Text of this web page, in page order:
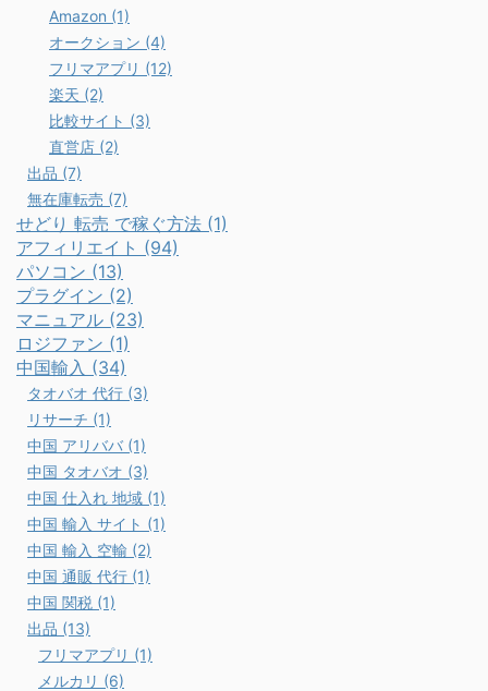
Amazon (1)
オークション (4)
フリマアプリ (12)
楽天 (2)
比較サイト (3)
直営店 (2)
出品 (7)
無在庫転売 (7)
せどり 転売 で稼ぐ方法 (1)
アフィリエイト (94)
パソコン (13)
プラグイン (2)
マニュアル (23)
ロジファン (1)
中国輸入 (34)
タオバオ 代行 (3)
リサーチ (1)
中国 アリババ (1)
中国 タオバオ (3)
中国 仕入れ 地域 (1)
中国 輸入 サイト (1)
中国 輸入 空輸 (2)
中国 通販 代行 (1)
中国 関税 (1)
出品 (13)
フリマアプリ (1)
メルカリ (6)